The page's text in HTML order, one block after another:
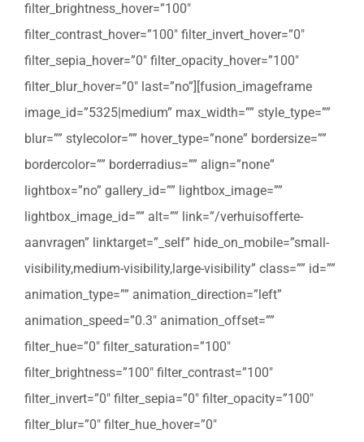
filter_brightness_hover=”100″
filter_contrast_hover=”100″ filter_invert_hover=”0″
filter_sepia_hover=”0″ filter_opacity_hover=”100″
filter_blur_hover=”0″ last=”no”][fusion_imageframe
image_id=”5325|medium” max_width=”” style_type=””
blur=”” stylecolor=”” hover_type=”none” bordersize=””
bordercolor=”” borderradius=”” align=”none”
lightbox=”no” gallery_id=”” lightbox_image=””
lightbox_image_id=”” alt=”” link=”/verhuisofferte-
aanvragen” linktarget=”_self” hide_on_mobile=”small-
visibility,medium-visibility,large-visibility” class=”” id=””
animation_type=”” animation_direction=”left”
animation_speed=”0.3″ animation_offset=””
filter_hue=”0″ filter_saturation=”100″
filter_brightness=”100″ filter_contrast=”100″
filter_invert=”0″ filter_sepia=”0″ filter_opacity=”100″
filter_blur=”0″ filter_hue_hover=”0″